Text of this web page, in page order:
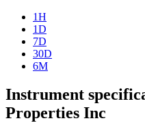
1H
1D
7D
30D
6M
Instrument
Properties Inc